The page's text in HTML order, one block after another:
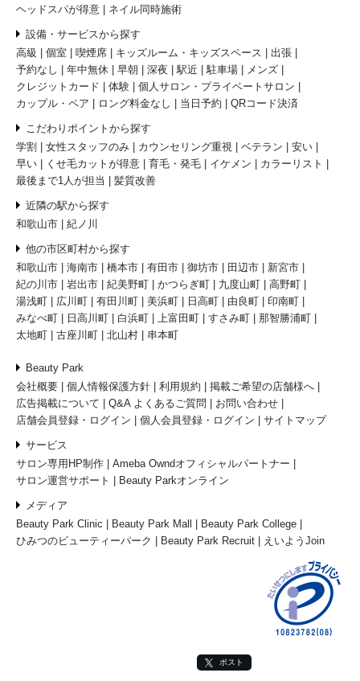
ヘッドスパが得意
ネイル同時施術
設備・サービスから探す
高級
個室 喫煙席 キッズルーム・キッズスペース
出張
予約なし
年中無休 早朝 深夜 駅近 駐車場
メンズ
クレジットカード
体験
個人サロン・プライベートサロン
カップル・ペア
ロング料金なし 当日予約 QRコード決済
こだわりポイントから探す
学割
女性スタッフのみ カウンセリング重視 ベテラン
安い
早い
くせ毛カットが得意 育毛・発毛 イケメン
カラーリスト
最後まで1人が担当
髪質改善
近隣の駅から探す
和歌山市
紀ノ川
他の市区町村から探す
和歌山市
海南市 橋本市 有田市 御坊市 田辺市
新宮市
紀の川市
岩出市 紀美野町 かつらぎ町 九度山町
高野町
湯浅町
広川町 有田川町 美浜町 日高町 由良町
印南町
みなべ町
日高川町 白浜町 上富田町 すさみ町
那智勝浦町
太地町
古座川町 北山村 串本町
Beauty Park
会社概要
個人情報保護方針 利用規約
掲載ご希望の店舗様へ
広告掲載について
Q&A よくあるご質問
お問い合わせ
店舗会員登録・ログイン
個人会員登録・ログイン サイトマップ
サービス
サロン専用HP制作
Ameba Owndオフィシャルパートナー
サロン運営サポート
Beauty Parkオンライン
メディア
Beauty Park Clinic
Beauty Park Mall
Beauty Park College
ひみつのビューティーパーク
Beauty Park Recruit えいようJoin
ポスト